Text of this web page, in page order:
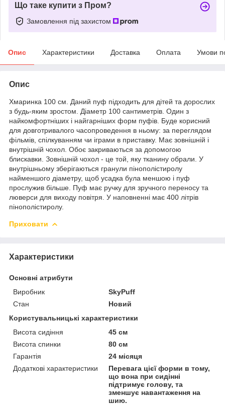
Що таке купити з Пром?
Замовлення під захистом
Опис Характеристики Доставка Оплата Умови
Опис
Хмаринка 100 см. Даний пуф підходить для дітей та дорослих
з будь-яким зростом. Діаметр 100 сантиметрів. Один з
найкомфортніших і найгарніших форм пуфів. Буде корисний
для довготривалого часопроведення в ньому: за переглядом
фільмів, спілкуванням чи іграми в приставку. Має зовнішній і
внутрішній чохол. Обоє закриваються за допомогою
блискавки. Зовнішній чохол - це той, яку тканину обрали. У
внутрішньому зберігаються гранули пінополістиролу
найменшого діаметру, щоб усадка була меншою і пуф
прослужив більше. Пуф має ручку для зручного переносу та
люверси для виходу повітря. У наповненні має 400 літрів
пінополістиролу.
Приховати
Характеристики
Основні атрибути
Виробник
SkyPuff
Стан
Новий
Користувальницькі характеристики
Висота сидіння
45 см
Висота спинки
80 см
Гарантія
24 місяця
Додаткові характеристики
Перевага цієї форми в тому,
що вона при сидінні
підтримує голову, та
зменшує навантаження на
шию.